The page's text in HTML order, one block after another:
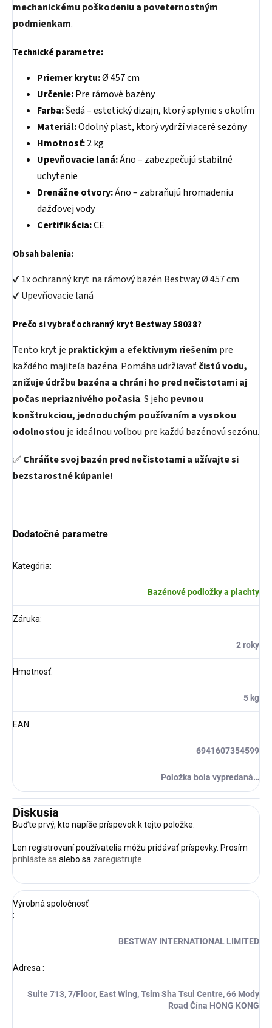
mechanickému poškodeniu a poveternostným
podmienkam.
Technické parametre:
Priemer krytu:Ø 457 cm
Určenie:Pre rámové bazény
Farba:Šedá – estetický dizajn, ktorý splynie s okolím
Materiál:Odolný plast, ktorý vydrží viaceré sezóny
Hmotnosť:2 kg
Upevňovacie laná:Áno – zabezpečujú stabilné
uchytenie
Drenážne otvory:Áno – zabraňujú hromadeniu
dažďovej vody
Certifikácia:CE
Obsah balenia:
✔ 1x ochranný kryt na rámový bazén Bestway Ø 457 cm
✔ Upevňovacie laná
Prečo si vybrať ochranný kryt Bestway 58038?
Tento kryt je praktickým a efektívnym riešením pre
každého majiteľa bazéna. Pomáha udržiavaťčistú vodu,
znižuje údržbu bazéna a chráni ho pred nečistotami aj
počas nepriaznivého počasia. S jeho pevnou
konštrukciou, jednoduchým používaním a vysokou
odolnosťou je ideálnou voľbou pre každú bazénovú sezónu.
✅ Chráňte svoj bazén pred nečistotami a užívajte si
bezstarostné kúpanie!
Dodatočné parametre
Kategória:
Bazénové podložky a plachty
Záruka:
2 roky
Hmotnosť:
5 kg
EAN:
6941607354599
Položka bola vypredaná…
Diskusia
Buďte prvý, kto napíše príspevok k tejto položke.
Len registrovaní používatelia môžu pridávať príspevky. Prosím
prihláste sa alebo sa zaregistrujte
Výrobná spoločnosť
:
BESTWAY INTERNATIONAL LIMITED
Adresa :
Suite 713, 7/Floor, East Wing, Tsim Sha Tsui Centre, 66 Mody
Road Čína HONG KONG